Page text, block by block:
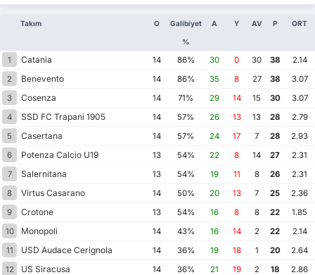
Takım O Galibiyet
%
A Y AV P ORT
1 Catania 14 86% 30 0 30 38
2.14
2
Benevento 14 86% 35 8 27 38
3.07
3
Cosenza 14 71% 29 14 15 30
3.07
4
SSD FC Trapani 1905 14 57% 26 13 13 28
2.79
5
Casertana 14 57% 24 17 7 28
2.93
6
Potenza Calcio U19 13 54% 22 8 14 27
2.31
7
Salernitana 13 54% 19 11 8 26
2.31
8
Virtus Casarano 14 50% 20 13 7 25
2.36
9
Crotone 13 54% 16 8 8 22
1.85
10
Monopoli 14 43% 16 14 2 22
2.14
11
USD Audace Cerignola 14 36% 19 18 1 20
2.64
12
US Siracusa 14 36% 21 19 2 18
2.86